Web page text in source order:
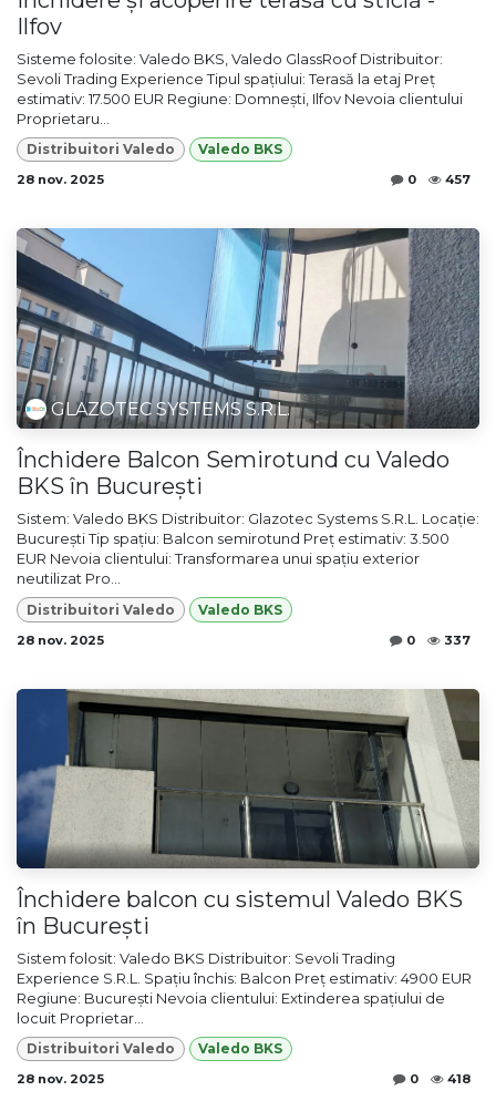
Ilfov
Sisteme folosite: Valedo BKS, Valedo GlassRoof Distribuitor:
Sevoli Trading Experience Tipul spațiului: Terasă la etaj Preț
estimativ: 17.500 EUR Regiune: Domnești, Ilfov Nevoia clientului
Proprietaru...
Distribuitori Valedo Valedo BKS
28 nov. 2025 0 457
GLAZOTEC SYSTEMS S.R.L.
Închidere Balcon Semirotund cu Valedo
BKS în București
Sistem: Valedo BKS Distribuitor: Glazotec Systems S.R.L. Locație:
București Tip spațiu: Balcon semirotund Preț estimativ: 3.500
EUR Nevoia clientului: Transformarea unui spațiu exterior
neutilizat Pro...
Distribuitori Valedo Valedo BKS
28 nov. 2025 0 337
Închidere balcon cu sistemul Valedo BKS
în București
Sistem folosit: Valedo BKS Distribuitor: Sevoli Trading
Experience S.R.L. Spațiu închis: Balcon Preț estimativ: 4900 EUR
Regiune: București Nevoia clientului: Extinderea spațiului de
locuit Proprietar...
Distribuitori Valedo Valedo BKS
28 nov. 2025 0 418